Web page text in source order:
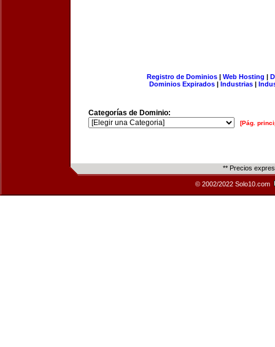
Registro de Dominios| Web Hosting |
Dominios Expirados | Industrias |
Categorías de Dominio:
[Pág.
** Precios
© 2002/2022 Solo10.com